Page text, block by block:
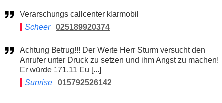
Verarschungs callcenter klarmobil
Scheer
025189920374
Achtung Betrug!!! Der Werte Herr Sturm versucht den
Anrufer unter Druck zu setzen und ihm Angst zu machen!
Er würde 171,11 Eu [...]
Sunrise
015792526142